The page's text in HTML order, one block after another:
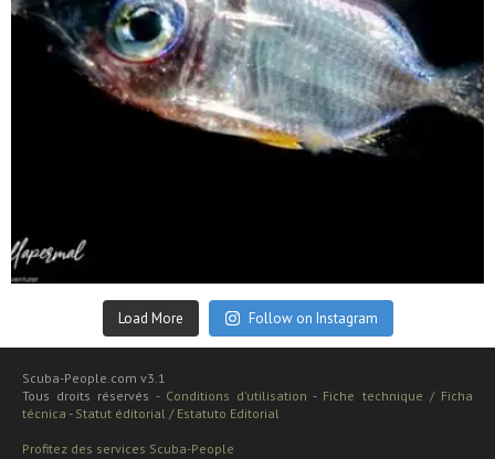
Sep 24
Load More Follow on Instagram
Scuba-People.com v3.1
Tous droits réservés - Conditions d'utilisation - Fiche technique / Ficha
técnica - Statut éditorial / Estatuto Editorial
Profitez des services Scuba-People